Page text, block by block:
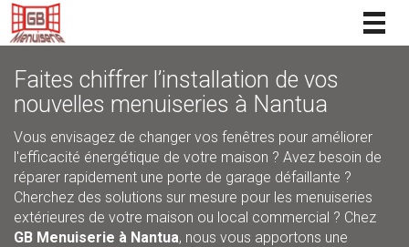
Faites chiffrer l’installation de vos
nouvelles menuiseries à Nantua
Vous envisagez de changer vos fenêtres pour améliorer
l'efficacité énergétique de votre maison ? Avez besoin de
réparer rapidement une porte de garage défaillante ?
Cherchez des solutions sur mesure pour les menuiseries
extérieures de votre maison ou local commercial ? Chez
GB Menuiserie à Nantua, nous vous apportons une